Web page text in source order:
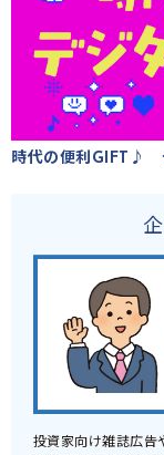
時代の便利GIFT♪
投資家向け雑誌広告